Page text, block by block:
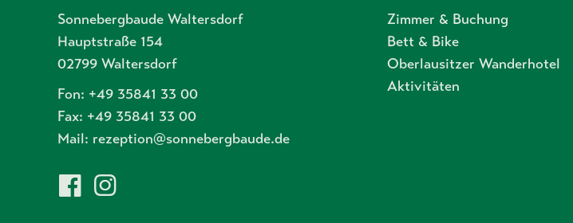
Sonnebergbaude Waltersdorf
Hauptstraße 154
02799 Waltersdorf
Fon: +49 35841 33 00
Fax: +49 35841 33 00
Mail: rezeption@sonnebergbaude.de
Facebook
Zimmer & Buchung
Bett & Bike
Oberlausitzer Wanderhotel
Aktivitäten